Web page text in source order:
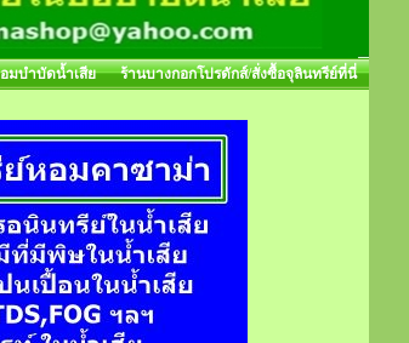
มบำบัดน้ำเสีย
ร้านบางกอกโปรดักส์/สั่งซื้อจุลินทรีย์ที่นี่